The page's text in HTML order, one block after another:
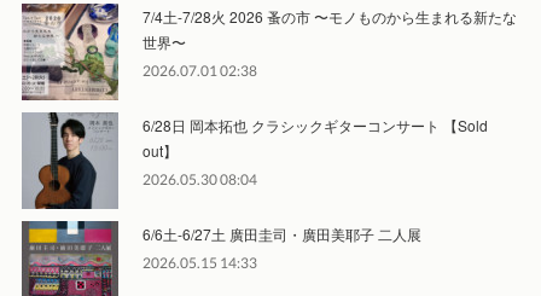
7/4土-7/28火 2026 蚤の市 〜モノものから生まれる新たな
世界〜
2026.07.01 02:38
6/28日 岡本拓也 クラシックギターコンサート 【Sold
out】
2026.05.30 08:04
6/6土-6/27土 廣田圭司・廣田美耶子 二人展
2026.05.15 14:33